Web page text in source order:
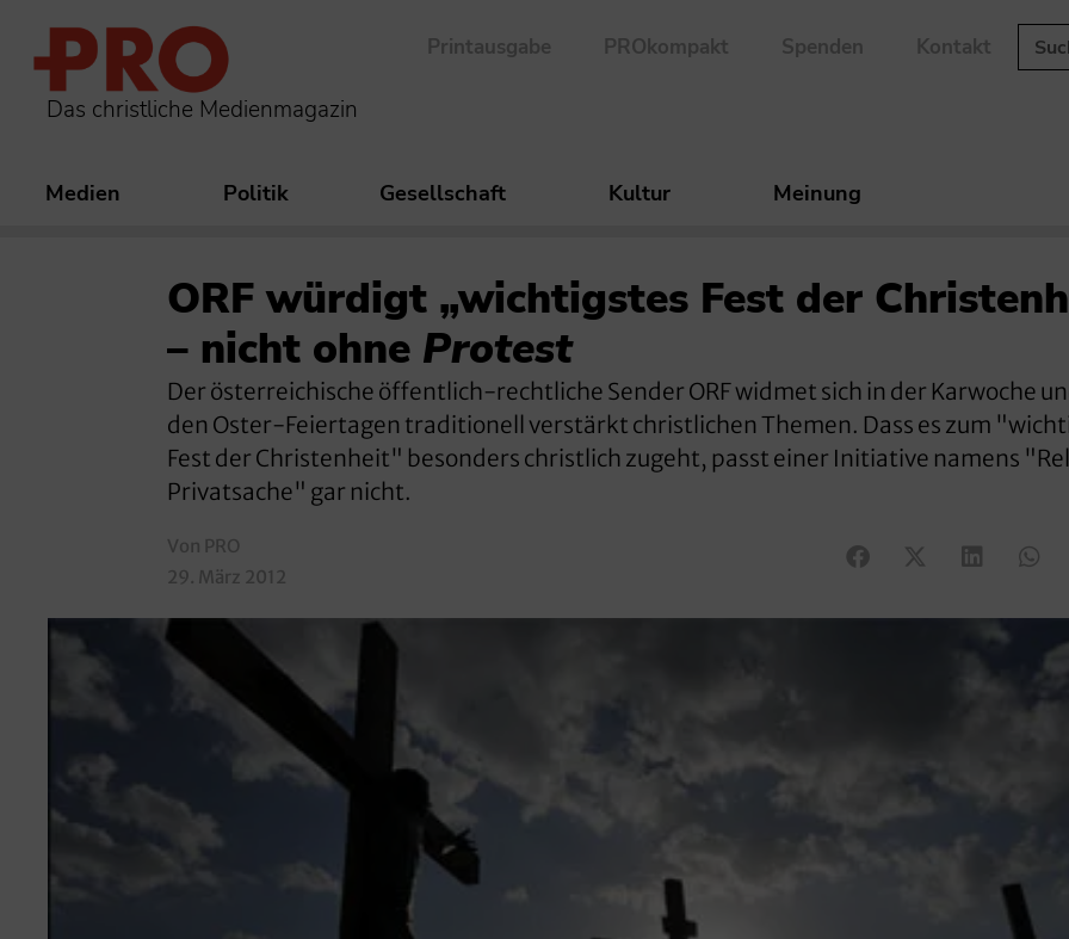
Das christliche Medienmagazin
Printausgabe PROkompakt Spenden Kontakt
Medien Politik Gesellschaft Kultur Meinung
ORF würdigt „wichtigstes Fest der
– nicht ohne Protest
Der österreichische öffentlich-rechtliche Sender ORF widmet sich in der Karwoche
den Oster-Feiertagen traditionell verstärkt christlichen Themen. Dass es zum
Fest der Christenheit" besonders christlich zugeht, passt einer Initiative namens
Privatsache" gar nicht.
Von PRO
29. März 2012